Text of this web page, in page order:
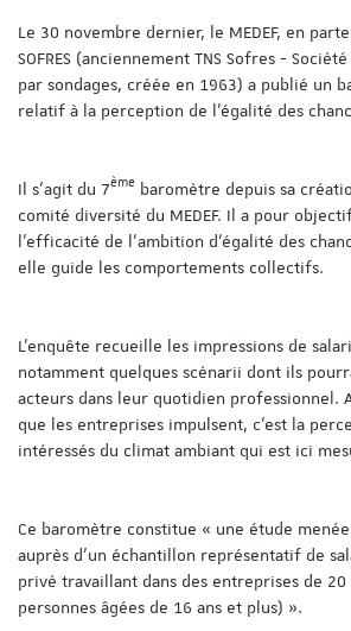
Le 30 novembre dernier, le MEDEF, en
SOFRES (anciennement TNS Sofres -
par sondages, créée en 1963) a publié un
relatif à la perception de l’égalité des
Il s’agit du 7ème baromètre depuis sa
comité diversité du MEDEF. Il a pour
l’efficacité de l’ambition d’égalité des
elle guide les comportements collectifs.
L’enquête recueille les impressions de
notamment quelques scénarii dont ils
acteurs dans leur quotidien professionnel.
que les entreprises impulsent, c’est la
intéressés du climat ambiant qui est ici
Ce baromètre constitue « une étude
auprès d’un échantillon représentatif de
privé travaillant dans des entreprises de
personnes âgées de 16 ans et plus) ».